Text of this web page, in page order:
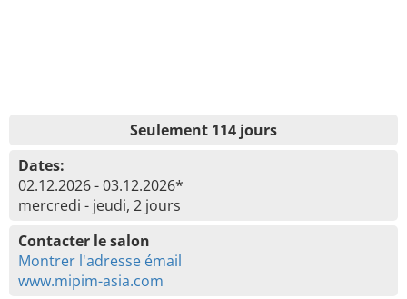
Seulement 114 jours
Dates:
02.12.2026 - 03.12.2026*
mercredi - jeudi, 2 jours
Contacter le salon
Montrer l'adresse émail
www.mipim-asia.com